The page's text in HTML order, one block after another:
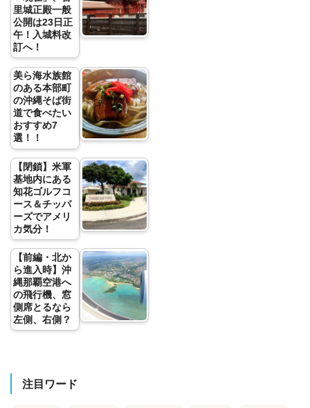
里城正殿一般
公開は23日正
午！入城料改
訂へ！
美ら海水族館
のある本部町
の沖縄そば街
道で食べたい
おすすめ7
選！！
【閉鎖】米軍
基地内にある
知花ゴルフコ
ース＆チッパ
ーズでアメリ
カ気分！
【前編・北か
ら進入時】沖
縄那覇空港へ
の飛行機、窓
側席とるなら
左側、右側？
注目ワード